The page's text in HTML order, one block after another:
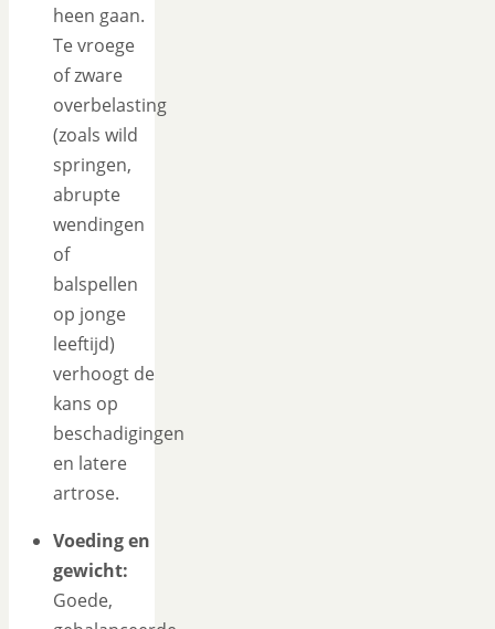
heen gaan.
Te vroege
of zware
overbelasting
(zoals wild
springen,
abrupte
wendingen
of
balspellen
op jonge
leeftijd)
verhoogt de
kans op
beschadigingen
en latere
artrose.
Voeding en
gewicht:
Goede,